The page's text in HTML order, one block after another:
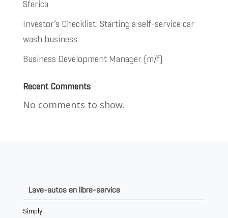
Sferica
Investor’s Checklist: Starting a self-service car
wash business
Business Development Manager (m/f)
Recent Comments
No comments to show.
Lave-autos en libre-service
Simply